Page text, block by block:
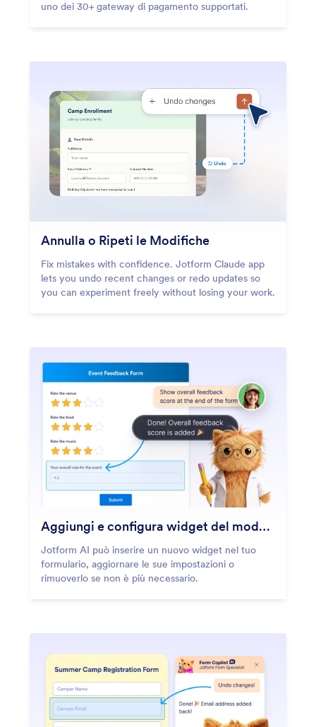
uno dei 30+ gateway di pagamento supportati.
Annulla o Ripeti le Modifiche
Fix mistakes with confidence. Jotform Claude app
lets you undo recent changes or redo updates so
you can experiment freely without losing your work.
Aggiungi e configura widget del modulo
Jotform AI può inserire un nuovo widget nel tuo
formulario, aggiornare le sue impostazioni o
rimuoverlo se non è più necessario.